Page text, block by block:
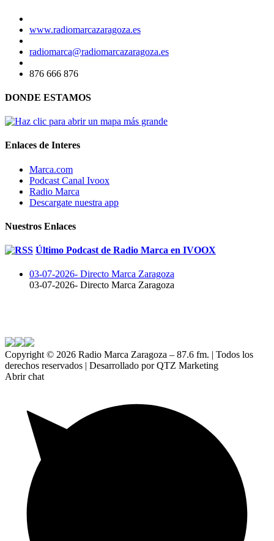
www.radiomarcazaragoza.es
radiomarca@radiomarcazaragoza.es
876 666 876
DONDE ESTAMOS
Enlaces de Interes
Marca.com
Podcast Canal Ivoox
Radio Marca
Descargate nuestra app
Nuestros Enlaces
Último Podcast de Radio Marca en IVOOX
03-07-2026- Directo Marca Zaragoza
03-07-2026- Directo Marca Zaragoza
Copyright © 2026 Radio Marca Zaragoza – 87.6 fm. | Todos los
derechos reservados | Desarrollado por QTZ Marketing
Abrir chat